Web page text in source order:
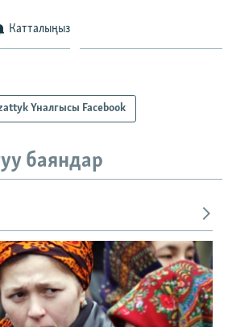
Катталыңыз
Үналгысы Facebook
баяндар